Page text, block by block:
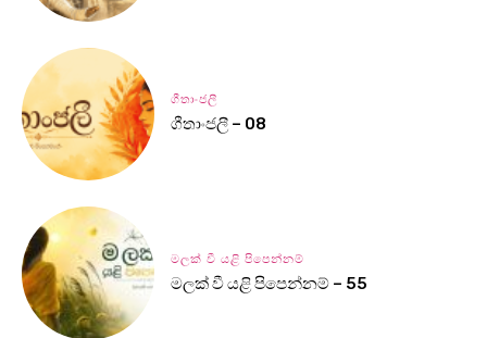
ගීතාංජලී
ගීතාංජලී – 08
මලක් වී යළි පිපෙන්නම්
මලක් වී යළි පිපෙන්නම් – 55